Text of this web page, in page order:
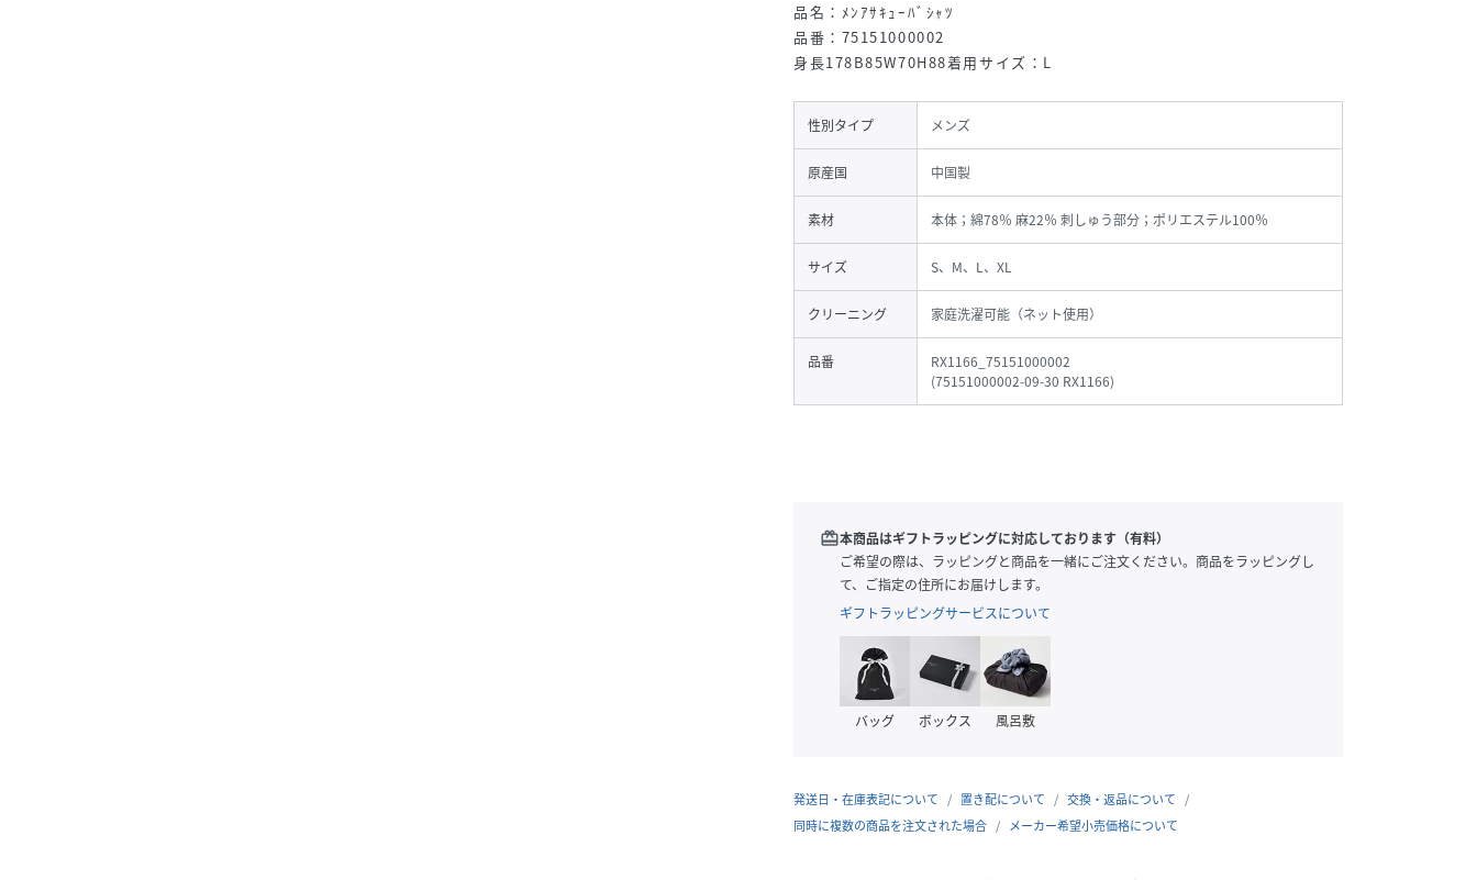
品名：ﾒﾝｱｻｷｭｰﾊﾞｼｬﾂ
品番：75151000002
身長178B85W70H88着用サイズ：L
性別タイプ メンズ
原産国 中国製
素材 本体；綿78％ 麻22％ 刺しゅう部分；ポリエステル100％
サイズ S、M、L、XL
クリーニング 家庭洗濯可能（ネット使用）
品番
RX1166_75151000002
(75151000002-09-30 RX1166)
redeem本商品はギフトラッピングに対応しております（有料）
ご希望の際は、ラッピングと商品を一緒にご注文ください。商品をラッピングし
て、ご指定の住所にお届けします。
ギフトラッピングサービスについて
バッグ ボックス 風呂敷
発送日・在庫表記について 置き配について
交換・返品について
同時に複数の商品を注文された場合
メーカー希望小売価格について